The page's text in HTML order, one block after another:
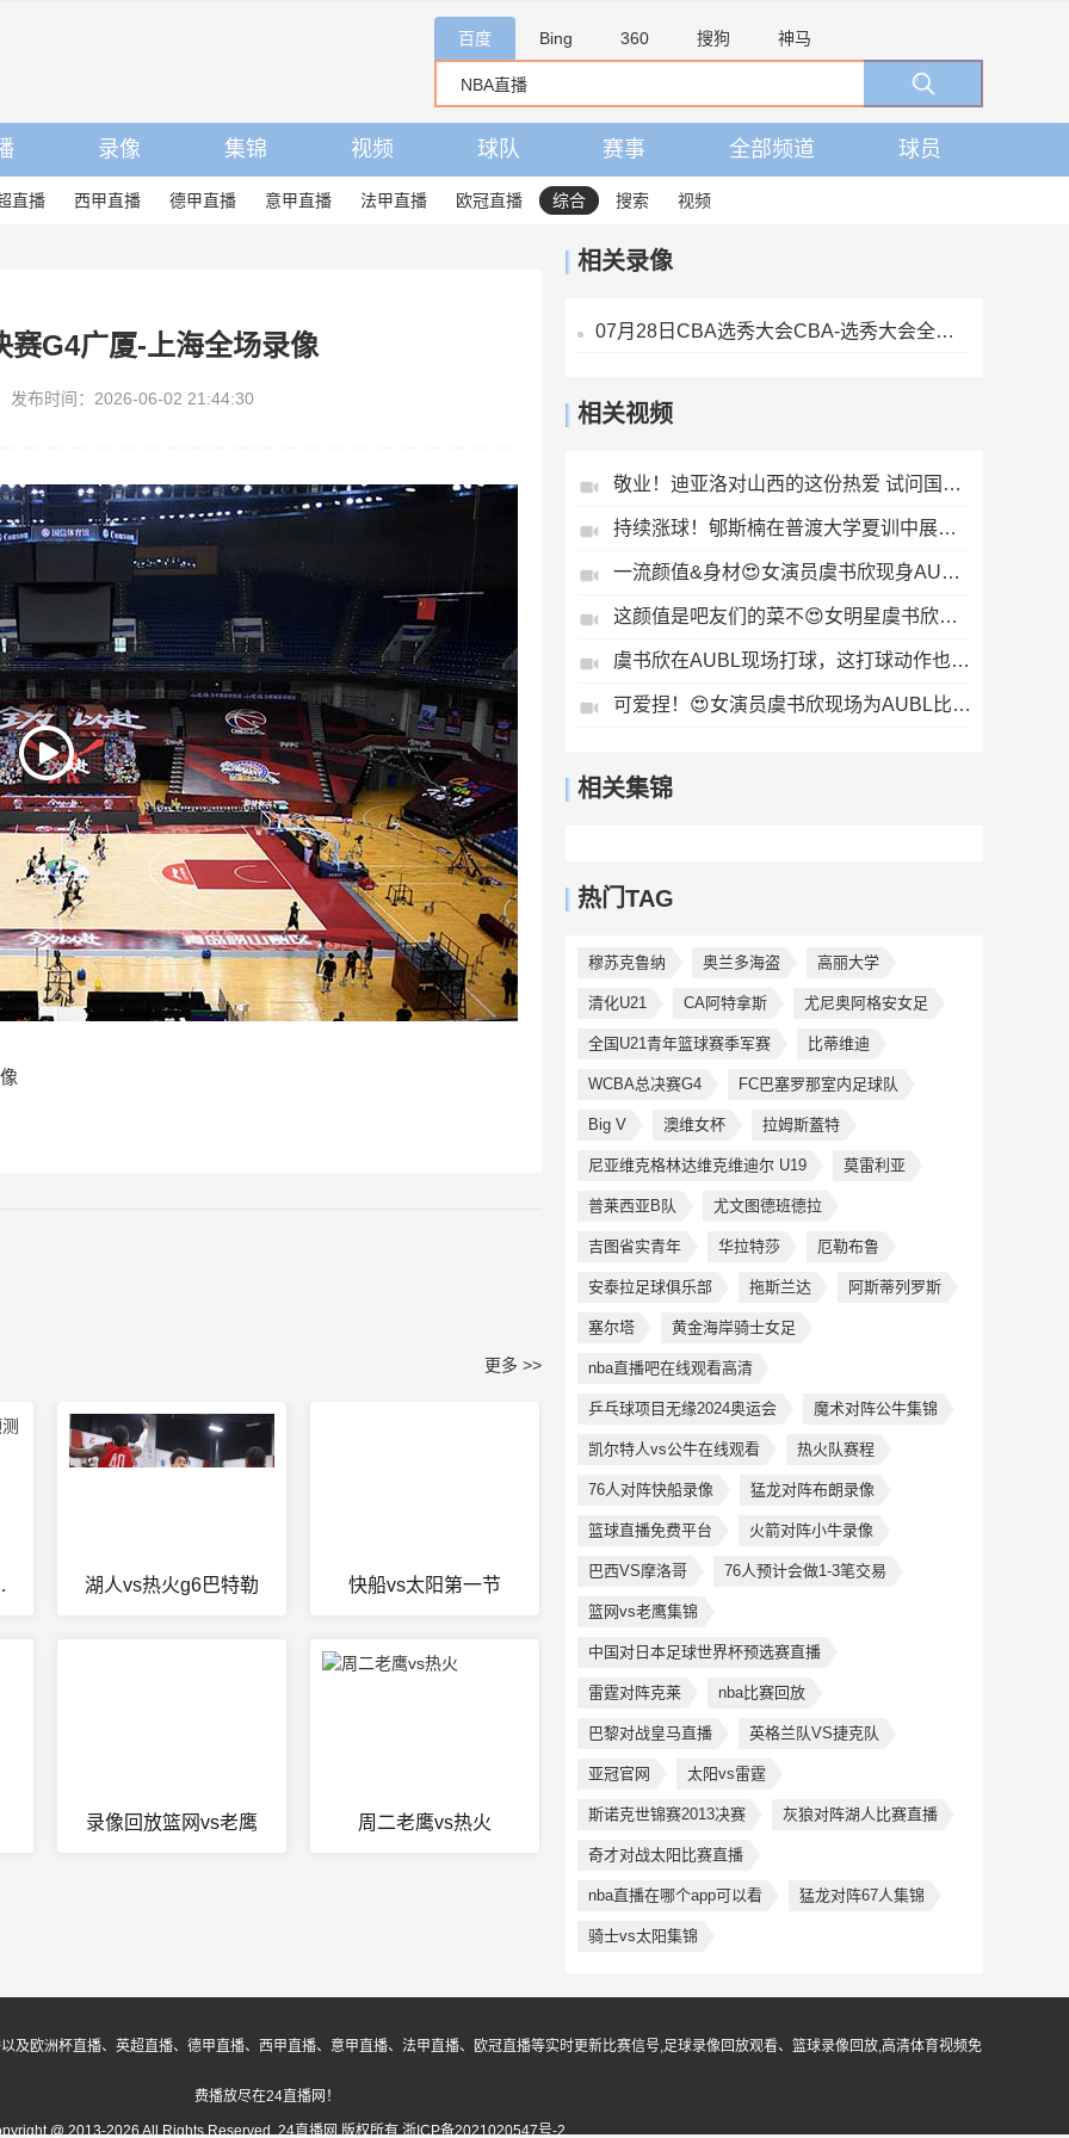
百度 Bing 360 搜狗 神马
录像 集锦 视频 球队 赛事 全部频道 球员
直播 西甲直播 德甲直播 意甲直播 法甲直播 欧冠直播 综合 搜索 视频
赛G4广厦-上海全场录像
发布时间：2026-06-02 21:44:30
更多 >>
测 湖人vs热火g6巴特勒 快船vs太阳第一节
录像回放篮网vs老鹰 周二老鹰vs热火
相关录像
07月28日CBA选秀大会CBA-选秀大会全场录像
相关视频
敬业！迪亚洛对山西的这份热爱 试问国内球员有多少能做到？
持续涨球！郇斯楠在普渡大学夏训中展现全能天赋！
一流颜值&身材😍女演员虞书欣现身AUBL现场投篮~
这颜值是吧友们的菜不😍女明星虞书欣观战AUBL比赛~
虞书欣在AUBL现场打球，这打球动作也太可爱了吧！🥰
可爱捏！😍女演员虞书欣现场为AUBL比赛开球
相关集锦
热门TAG
穆苏克鲁纳 奥兰多海盗 高丽大学
清化U21 CA阿特拿斯 尤尼奥阿格安女足
全国U21青年篮球赛季军赛 比蒂维迪
WCBA总决赛G4 FC巴塞罗那室内足球队
Big V 澳维女杯 拉姆斯蓋特
尼亚维克格林达维克维迪尔 U19 莫雷利亚
普莱西亚B队 尤文图德班德拉
吉图省实青年 华拉特莎 厄勒布鲁
安泰拉足球俱乐部 拖斯兰达 阿斯蒂列罗斯
塞尔塔 黄金海岸骑士女足
nba直播吧在线观看高清
乒乓球项目无缘2024奥运会 魔术对阵公牛集锦
凯尔特人vs公牛在线观看 热火队赛程
76人对阵快船录像 猛龙对阵布朗录像
篮球直播免费平台 火箭对阵小牛录像
巴西VS摩洛哥 76人预计会做1-3笔交易
篮网vs老鹰集锦
中国对日本足球世界杯预选赛直播
雷霆对阵克莱 nba比赛回放
巴黎对战皇马直播 英格兰队VS捷克队
亚冠官网 太阳vs雷霆
斯诺克世锦赛2013决赛 灰狼对阵湖人比赛直播
奇才对战太阳比赛直播
nba直播在哪个app可以看 猛龙对阵67人集锦
骑士vs太阳集锦
及欧洲杯直播、英超直播、德甲直播、西甲直播、意甲直播、法甲直播、欧冠直播等实时更新比赛信号,足球录像回放观看、篮球录像回放,高清体育视频免
费播放尽在24直播网！
@ 2013-2026 All Rights Reserved. 24直播网 版权所有浙ICP备2021020547号-2